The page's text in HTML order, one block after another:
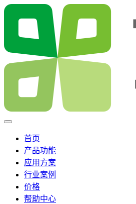
首页
产品功能
应用方案
行业案例
价格
帮助中心